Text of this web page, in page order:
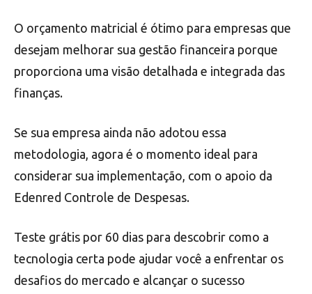
O orçamento matricial é ótimo para empresas que
desejam melhorar sua gestão financeira porque
proporciona uma visão detalhada e integrada das
finanças.
Se sua empresa ainda não adotou essa
metodologia, agora é o momento ideal para
considerar sua implementação, com o apoio da
Edenred Controle de Despesas.
Teste grátis por 60 dias para descobrir como a
tecnologia certa pode ajudar você a enfrentar os
desafios do mercado e alcançar o sucesso